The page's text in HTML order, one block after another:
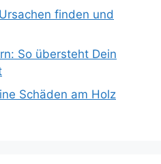
finden und
So übersteht Dein
Schäden am Holz